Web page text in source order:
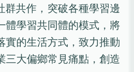
群共作，突破各種學習邊
體學習共同體的模式，將
實的生活方式，致力推動
三大偏鄉常見痛點，創造